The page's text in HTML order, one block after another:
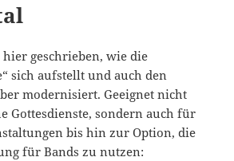
geschrieben, wie die
sich aufstellt und auch den
modernisiert. Geeignet nicht
Gottesdienste, sondern auch für
bis hin zur Option, die
für Bands zu nutzen: